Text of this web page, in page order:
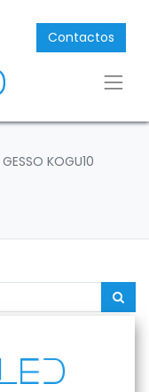
Contactos
KOGU10